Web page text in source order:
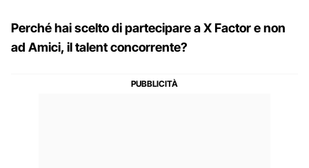
Perché hai scelto di partecipare a X Factor e non
ad Amici, il talent concorrente?